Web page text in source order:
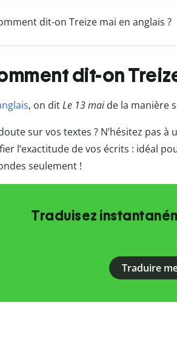
dit-on Treize mai en anglais ?
dit-on
, on ditLe 13 maide la manière
sur vos textes ? N’hésitez pas à
l’exactitude de vos écrits : idéal
seulement !
Traduisez
Traduire